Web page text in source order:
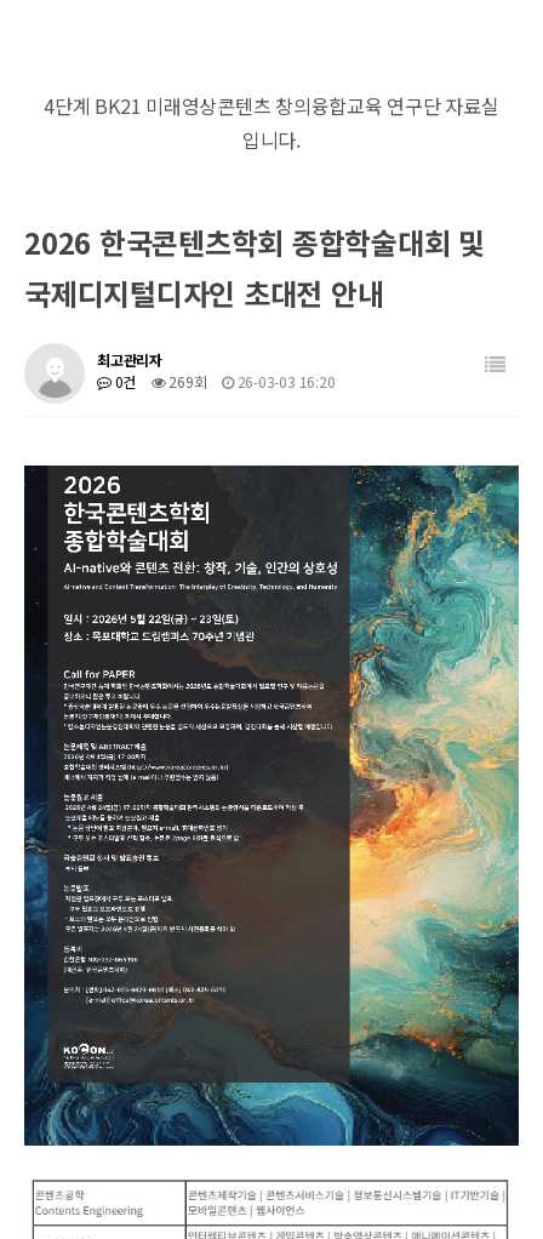
4단계 BK21 미래영상콘텐츠 창의융합교육 연구단 자료실
입니다.
2026 한국콘텐츠학회 종합학술대회 및
국제디지털디자인 초대전 안내
최고관리자
0건
269회 26-03-03 16:20